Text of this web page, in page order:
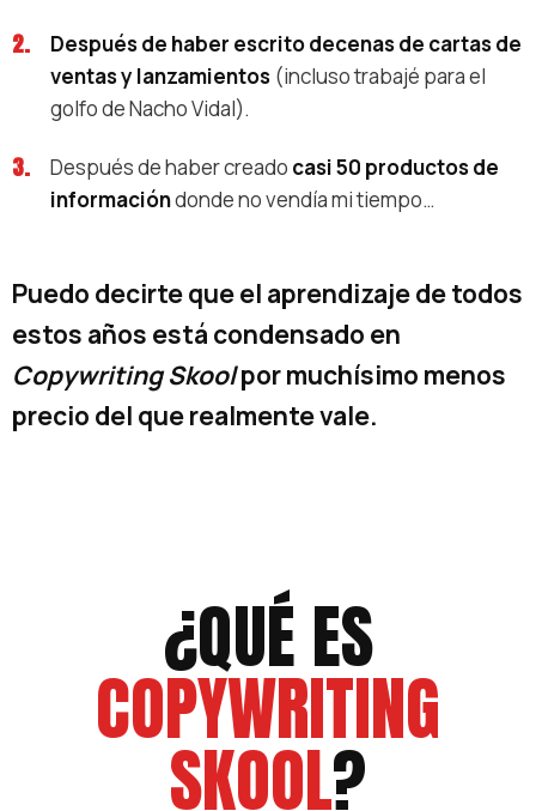
Después de haber escrito decenas de cartas de
ventas y lanzamientos (incluso trabajé para el
golfo de Nacho Vidal).
Después de haber creado casi 50 productos de
informacióndonde no vendía mi tiempo…
Puedo decirte que el aprendizaje de todos
estos años está condensado en
Copywriting Skoolpor muchísimo menos
precio del que realmente vale.
¿QUÉ ES
COPYWRITING
SKOOL?